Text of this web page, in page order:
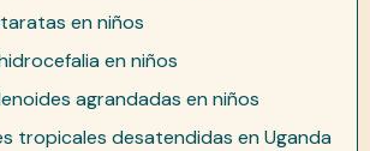
en niños
en niños
agrandadas en niños
tropicales desatendidas en Uganda